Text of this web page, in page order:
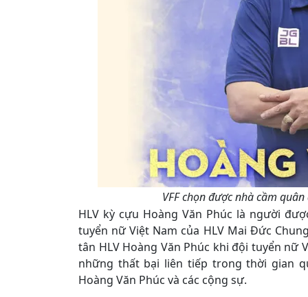
VFF chọn được nhà cầm
HLV kỳ cựu Hoàng Văn Phúc là người
tuyển nữ Việt Nam của HLV Mai Đức
tân HLV Hoàng Văn Phúc khi đội tuyển
những thất bại liên tiếp trong thời gian
Hoàng Văn Phúc và các cộng sự.